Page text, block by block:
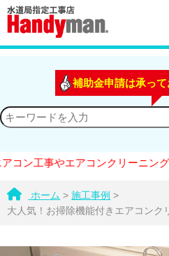
補助金申請は承っ
エアコンクリーニングの影響に
ホーム >施工事例 >
大人気！お掃除機能付きエアコンク